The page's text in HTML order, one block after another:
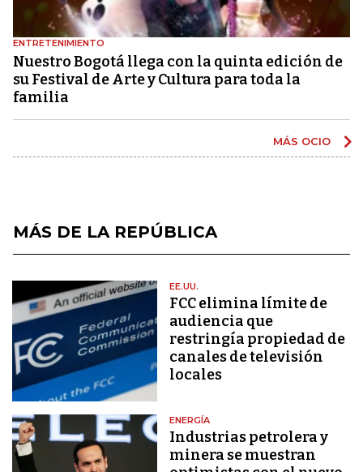
ENTRETENIMIENTO
Nuestro Bogotá llega con la quinta edición de
su Festival de Arte y Cultura para toda la
familia
MÁS OCIO
MÁS DE LA REPÚBLICA
EE.UU.
FCC elimina límite de
audiencia que
restringía propiedad de
canales de televisión
locales
ENERGÍA
Industrias petrolera y
minera se muestran